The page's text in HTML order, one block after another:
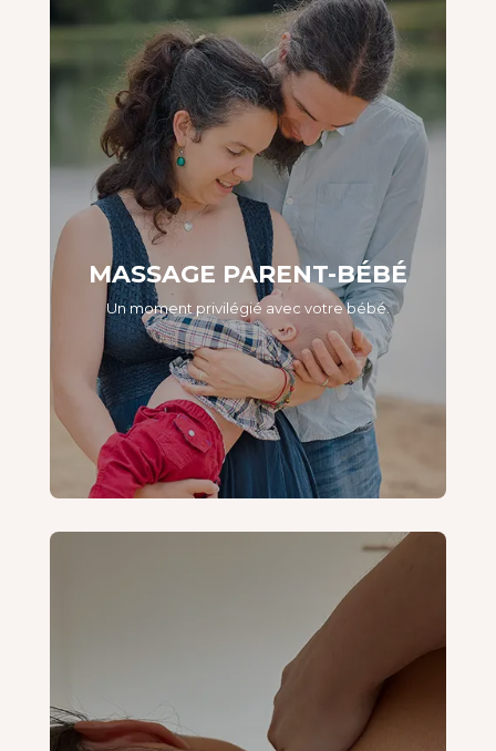
MASSAGE PARENT-BÉBÉ
Un moment privilégié avec votre bébé.